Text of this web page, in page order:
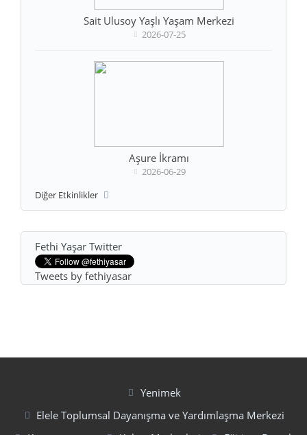
Sait Ulusoy Yaşlı Yaşam Merkezi
2026-07-25
Aşure İkramı
2026-06-29
Diğer Etkinlikler
Fethi Yaşar Twitter
Tweets by fethiyasar
Yenimek
Elele Toplumsal Dayanışma ve Yardımlaşma Merkezi